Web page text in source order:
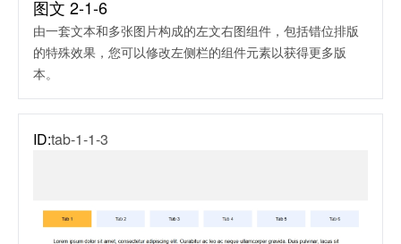
图文 2-1-6
由一套文本和多张图片构成的左文右图组件，包括错位排版
的特殊效果，您可以修改左侧栏的组件元素以获得更多版
本。
ID:tab-1-1-3